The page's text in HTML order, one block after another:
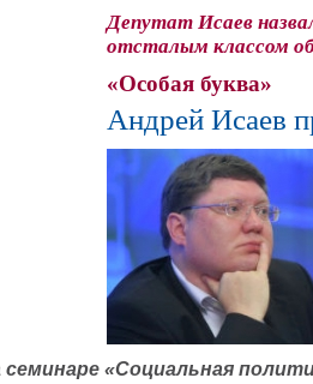
Депутат Исаев
отсталым классом
«Особая буква»
Андрей Исаев
«Социальная